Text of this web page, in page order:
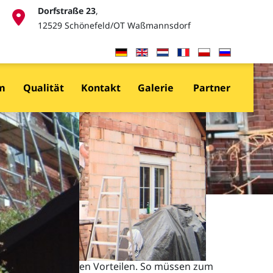
Dorfstraße 23,
12529 Schönefeld/OT Waßmannsdorf
Sprache auswählen
Qualität Kontakt Galerie Partner
wirtschaftlichen Vorteilen. So müssen zum